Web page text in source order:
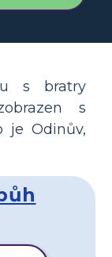
s bratry
s
je Odinův,